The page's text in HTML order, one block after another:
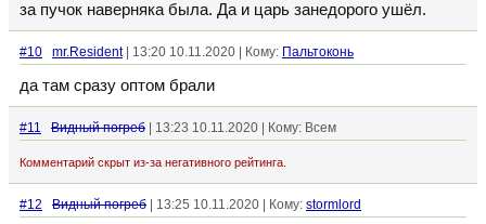
за пучок наверняка была. Да и царь занедорого ушёл.
#10 mr.Resident| 13:20 10.11.2020 | Кому: Пальтоконь
да там сразу оптом брали
#11 Видный погреб | 13:23 10.11.2020 | Кому: Всем
Комментарий скрыт из-за негативного рейтинга.
#12 Видный погреб | 13:25 10.11.2020 | Кому: stormlord